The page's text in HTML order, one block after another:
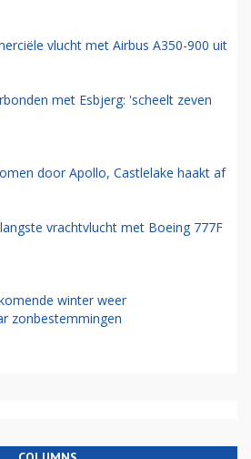
vlucht met Airbus A350-900 uit
met Esbjerg: 'scheelt zeven
door Apollo, Castlelake haakt af
vrachtvlucht met Boeing 777F
winter weer
zonbestemmingen